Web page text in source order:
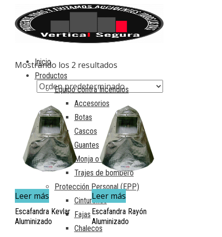
Inicio
Productos
Equipo contra Incendios
Accesorios
Botas
Cascos
Guantes
Monja o capucha
Trajes de bombero
Protección Personal (EPP)
Cinturones
Fajas
Chalecos
Mostrando los 2 resultados
Leer más
Escafandra Kevlar
Aluminizado
Leer más
Escafandra Rayón
Aluminizado